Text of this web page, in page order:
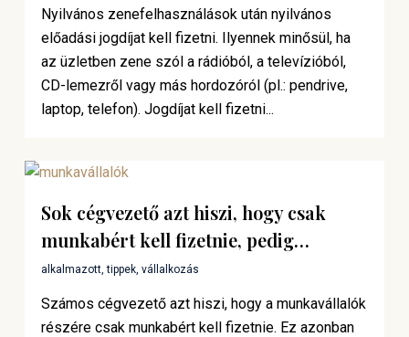
Nyilvános zenefelhasználások után nyilvános
előadási jogdíjat kell fizetni. Ilyennek minősül, ha
az üzletben zene szól a rádióból, a televízióból,
CD-lemezről vagy más hordozóról (pl.: pendrive,
laptop, telefon). Jogdíjat kell fizetni...
Sok cégvezető azt hiszi, hogy csak
munkabért kell fizetnie, pedig…
alkalmazott,tippek, vállalkozás
Számos cégvezető azt hiszi, hogy a munkavállalók
részére csak munkabért kell fizetnie. Ez azonban